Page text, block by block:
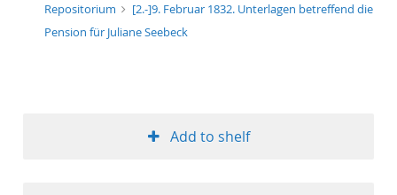
Repositorium
[2.-]9. Februar 1832. Unterlagen betreffend die
Pension für Juliane Seebeck
Add to shelf